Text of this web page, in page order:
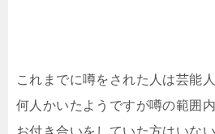
これまでに噂をされた人は芸能
何人かいたようですが噂の範囲